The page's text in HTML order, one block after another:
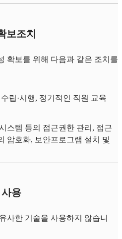
보조치
확보를 위해 다음과 같은 조치를
립·시행, 정기적인 직원 교육
스템 등의 접근권한 관리, 접근
암호화, 보안프로그램 설치 및
용
사한 기술을 사용하지 않습니